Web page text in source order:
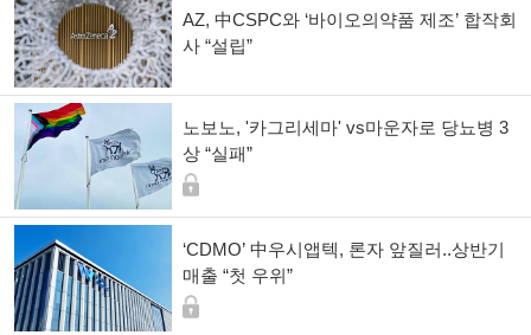
AZ, 中CSPC와 ‘바이오의약품 제조’ 합작회
사 “설립”
노보노, '카그리세마' vs마운자로 당뇨병 3
상 “실패”
‘CDMO’ 中우시앱텍, 론자 앞질러..상반기
매출 “첫 우위”